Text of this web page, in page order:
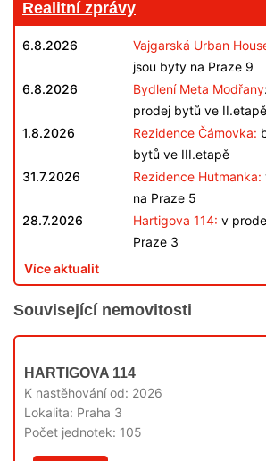
Realitní zprávy
6.8.2026 Vajgarská Urban
jsou byty na Praze 9
6.8.2026
Bydlení Meta Modřany
prodej bytů ve II.etapě
1.8.2026
Rezidence Čámovka:
bytů ve III.etapě
31.7.2026
Rezidence Hutmanka:
na Praze 5
28.7.2026
Hartigova 114: v
Praze 3
Více aktualit
Související nemovitosti
HARTIGOVA 114
K nastěhování od: 2026
Lokalita: Praha 3
Počet jednotek: 105